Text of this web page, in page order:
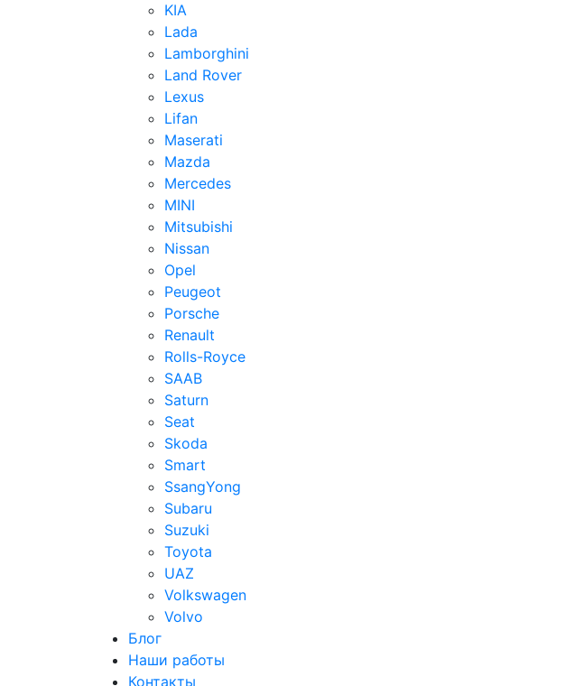
KIA
Lada
Lamborghini
Land Rover
Lexus
Lifan
Maserati
Mazda
Mercedes
MINI
Mitsubishi
Nissan
Opel
Peugeot
Porsche
Renault
Rolls-Royce
SAAB
Saturn
Seat
Skoda
Smart
SsangYong
Subaru
Suzuki
Toyota
UAZ
Volkswagen
Volvo
Блог
Наши работы
Контакты